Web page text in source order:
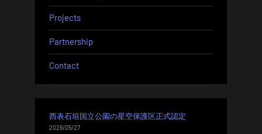
Projects
Partnership
Contact
西表石垣国立公園の星空保護区正式認定
2026/05/27